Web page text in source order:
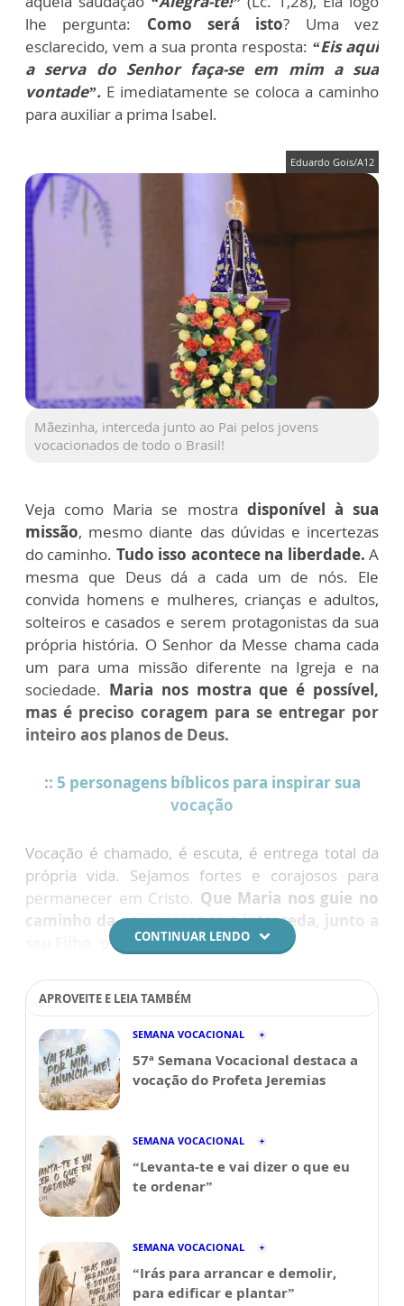
lhe pergunta: Como será isto? Uma vez
esclarecido, vem a sua pronta resposta: “Eis aqui
a serva do Senhor faça-se em mim a sua
vontade”. E imediatamente se coloca a caminho
para auxiliar a prima Isabel.
Eduardo Gois/A12
Mãezinha, interceda junto ao Pai pelos jovens
vocacionados de todo o Brasil!
Veja como Maria se mostra disponível à sua
missão, mesmo diante das dúvidas e incertezas
do caminho. Tudo isso acontece na liberdade. A
mesma que Deus dá a cada um de nós. Ele
convida homens e mulheres, crianças e adultos,
solteiros e casados e serem protagonistas da sua
própria história. O Senhor da Messe chama cada
um para uma missão diferente na Igreja e na
sociedade. Maria nos mostra que é possível,
mas é preciso coragem para se entregar por
inteiro aos planos de Deus.
:: 5 personagens bíblicos para inspirar sua
vocação
Vocação é chamado, é escuta, é entrega total da
própria vida. Sejamos fortes e corajosos para
permanecer em Cristo. Que Maria nos guie no
caminho da perseverança e interceda, junto a
seu Filho, por todos nós.
CONTINUAR LENDO
APROVEITE E LEIA TAMBÉM
SEMANA VOCACIONAL
57ª Semana Vocacional destaca a
vocação do Profeta Jeremias
SEMANA VOCACIONAL
“Levanta-te e vai dizer o que eu
te ordenar”
SEMANA VOCACIONAL
“Irás para arrancar e demolir,
para edificar e plantar”